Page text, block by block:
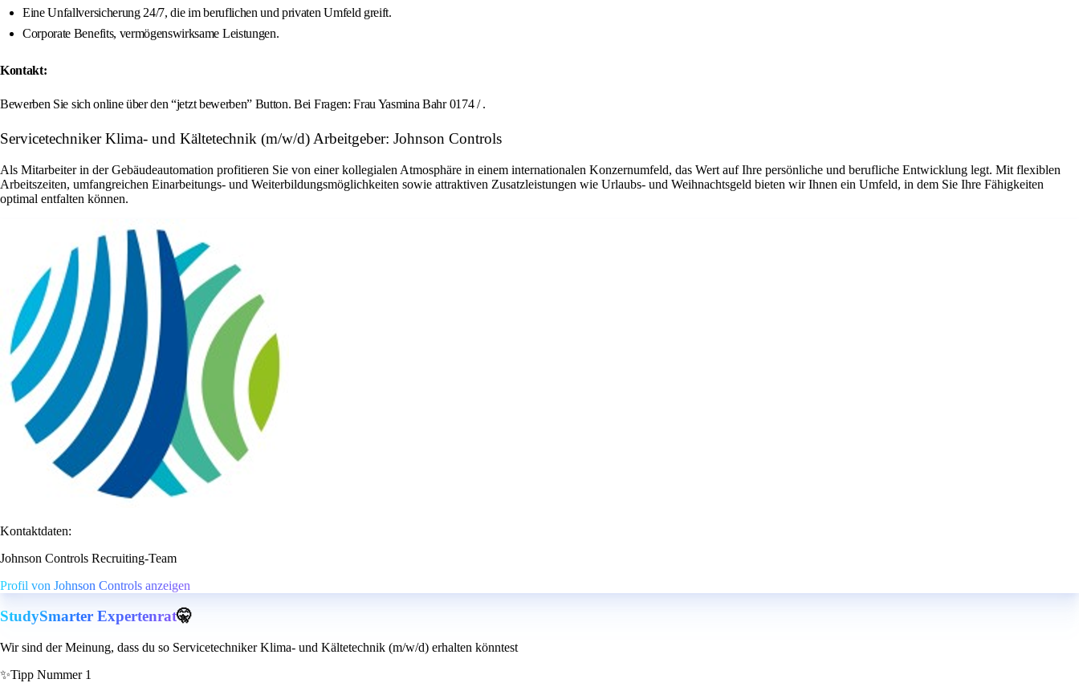
Eine Unfallversicherung 24/7, die im beruflichen und privaten Umfeld greift.
Corporate Benefits, vermögenswirksame Leistungen.
Kontakt:
Bewerben Sie sich online über den “jetzt bewerben” Button. Bei Fragen: Frau Yasmina Bahr 0174 / .
Servicetechniker Klima- und Kältetechnik (m/w/d) Arbeitgeber: Johnson Controls
Als Mitarbeiter in der Gebäudeautomation profitieren Sie von einer kollegialen Atmosphäre in einem internationalen Konzernumfeld, das Wert auf Ihre persönliche und berufliche Entwicklung legt. Mit flexiblen
Arbeitszeiten, umfangreichen Einarbeitungs- und Weiterbildungsmöglichkeiten sowie attraktiven Zusatzleistungen wie Urlaubs- und Weihnachtsgeld bieten wir Ihnen ein Umfeld, in dem Sie Ihre Fähigkeiten
optimal entfalten können.
Kontaktdaten:
Johnson Controls Recruiting-Team
Profil von Johnson Controls anzeigen
StudySmarter Expertenrat🤫
Wir sind der Meinung, dass du so Servicetechniker Klima- und Kältetechnik (m/w/d) erhalten könntest
✨Tipp Nummer 1